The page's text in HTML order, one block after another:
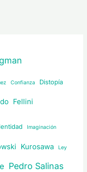
Confianza Distopía
Fellini
Imaginación
Kurosawa Ley
Pedro Salinas